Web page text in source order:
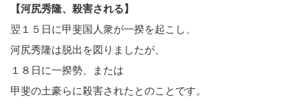
【河尻秀隆、殺害される】
翌１５日に甲斐国人衆が一揆を起こし、
河尻秀隆は脱出を図りましたが、
１８日に一揆勢、または
甲斐の土豪らに殺害されたとのことです。